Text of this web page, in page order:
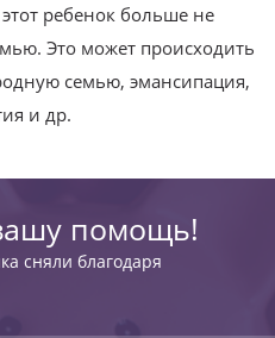
ребенок больше не
Это может происходить
семью, эмансипация,
и др.
помощь!
сняли благодаря